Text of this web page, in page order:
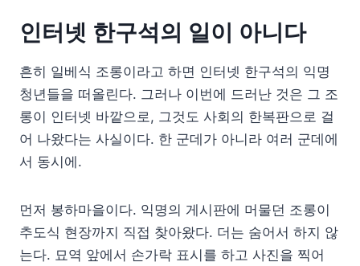
인터넷 한구석의 일이 아니다
흔히 일베식 조롱이라고 하면 인터넷 한구석의 익명
청년들을 떠올린다. 그러나 이번에 드러난 것은 그 조
롱이 인터넷 바깥으로, 그것도 사회의 한복판으로 걸
어 나왔다는 사실이다. 한 군데가 아니라 여러 군데에
서 동시에.
먼저 봉하마을이다. 익명의 게시판에 머물던 조롱이
추도식 현장까지 직접 찾아왔다. 더는 숨어서 하지 않
는다. 묘역 앞에서 손가락 표시를 하고 사진을 찍어